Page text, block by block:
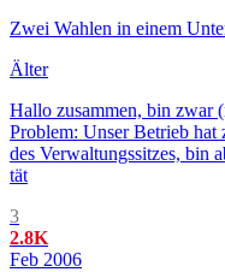
Zwei Wahlen in einem
Älter
Hallo zusammen, bin zwar
Problem: Unser Betrieb
des Verwaltungssitzes, bin
tät
3
2.8K
Feb 2006